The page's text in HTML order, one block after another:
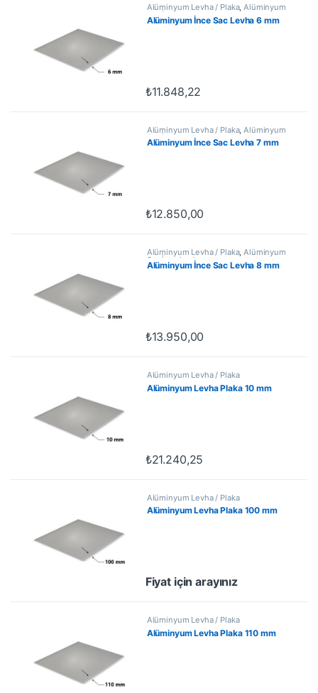
Alüminyum Levha / Plaka,Alüminyum
Sac İnce Levha
Alüminyum İnce Sac Levha 6 mm
₺11.848,22
Alüminyum Levha / Plaka, Alüminyum
Sac İnce Levha
Alüminyum İnce Sac Levha 7 mm
₺12.850,00
Alüminyum Levha / Plaka,Alüminyum
Sac İnce Levha
Alüminyum İnce Sac Levha 8 mm
₺13.950,00
Alüminyum Levha / Plaka
Alüminyum Levha Plaka 10 mm
₺21.240,25
Alüminyum Levha / Plaka
Alüminyum Levha Plaka 100 mm
Fiyat için arayınız
Alüminyum Levha / Plaka
Alüminyum Levha Plaka 110 mm